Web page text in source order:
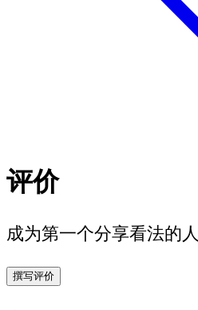
评价
成为第一个分享看法的人
撰写评价